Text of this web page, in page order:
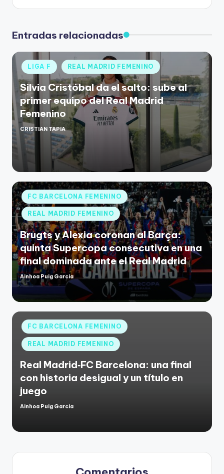
Entradas relacionadas
LIGA F REAL MADRID FEMENINO
Silvia Cristóbal da el salto: sube al
primer equipo del Real Madrid
Femenino
CRISTIAN TAPIA
FC BARCELONA FEMENINO
REAL MADRID FEMENINO
Brugts y Alexia coronan al Barça:
quinta Supercopa consecutiva en una
final dominada ante el Real Madrid
Ainhoa Puig Garcia
FC BARCELONA FEMENINO
REAL MADRID FEMENINO
Real Madrid‑FC Barcelona: una final
con historia desigual y un título en
juego
Ainhoa Puig Garcia